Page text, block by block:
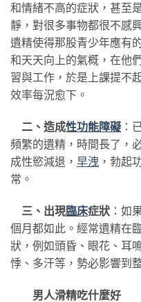
和情緒不高的症狀，甚至
靜，對很多事物都很不感
遺精使得那股青少年應有
和天天向上的氣概，在他
習與工作，於是上課提不
效率每況愈下。
二、造成性功能障礙 ：
頻繁的遺精，時間長了，
成性慾減退， 早洩 ，勃起
常。
三、出現臨床症狀 ：如
個月都如此。經常遺精在
狀，例如頭昏、眼花、耳
悸、多汗等，勢必影響到
男人滑精吃什麼好